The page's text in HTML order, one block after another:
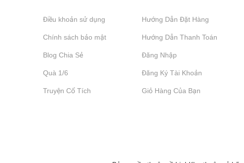
Điều khoản sử dụng
Chính sách bảo mật
Blog Chia Sẻ
Quà 1/6
Truyện Cổ Tích
Hướng Dẫn Đặt Hàng
Hướng Dẫn Thanh Toán
Đăng Nhập
Đăng Ký Tài Khoản
Giỏ Hàng Của Bạn